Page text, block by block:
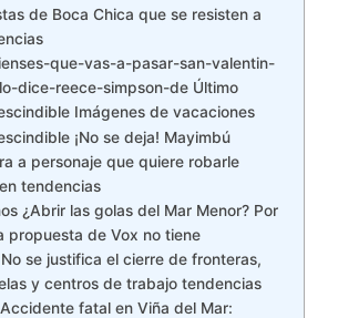
de Boca Chica que se resisten a
que-vas-a-pasar-san-valentin-
dice-reece-simpson-de Último
Imágenes de vacaciones
¡No se deja! Mayimbú
a personaje que quiere robarle
tendencias
¿Abrir las golas del Mar Menor? Por
propuesta de Vox no tiene
se justifica el cierre de fronteras,
y centros de trabajo tendencias
fatal en Viña del Mar: